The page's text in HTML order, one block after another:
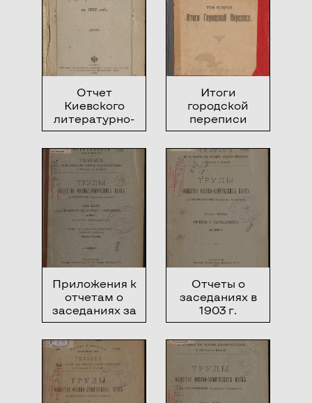
Отчет
Киевского
литературно-
артистического
общества за
1902 год
Итоги
городской
переписи
Приложения к
отчетам о
заседаниях за
1903 г.
Отчеты о
заседаниях в
1903 г.